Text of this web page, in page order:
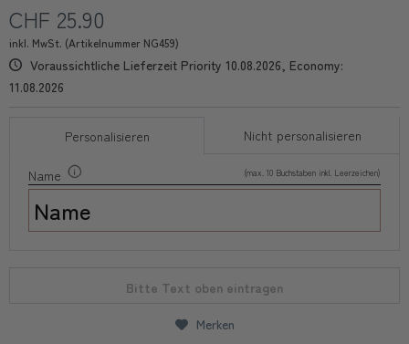
CHF 25.90
inkl. MwSt. (Artikelnummer NG459)
Voraussichtliche Lieferzeit Priority 10.08.2026, Economy:
11.08.2026
Personalisieren Nicht personalisieren
Name (max. 10 Buchstaben inkl. Leerzeichen)
Bitte Text oben eintragen
Merken